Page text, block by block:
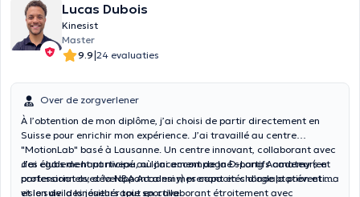
Lucas Dubois
Kinesist
Master
9.9|24 evaluaties
Over de zorgverlener
À l’obtention de mon diplôme, j’ai choisi de partir directement en
Suisse pour enrichir mon expérience. J’ai travaillé au centre
"MotionLab" basé à Lausanne. Un centre innovant, collaborant avec
des clubs de haut niveau, où j’ai accompagné sportifs amateurs et
professionnels, développant ainsi mes capacités d’adaptation et ma
vision de la kinésithérapie sportive.
J’ai également participé au lancement de la D-Lang Academy (en
partenariat avec la NBA Academy) prenant en charge la prévention
et le suivi des joueurs tout en collaborant étroitement avec